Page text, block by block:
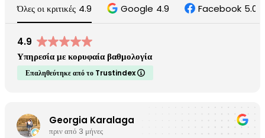
Όλες οι κριτικές 4.9 Google 4.9 Facebook 5.0
4.9
Υπηρεσία με κορυφαία βαθμολογία
Επαληθεύτηκε από το Trustindex
Georgia Karalaga
πριν από 3 μήνες